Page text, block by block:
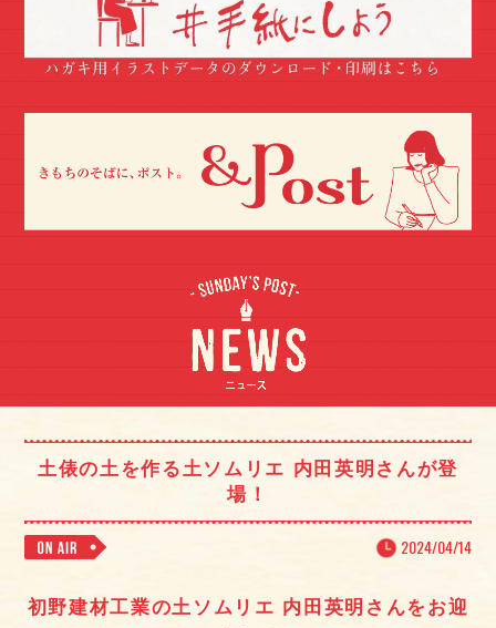
土俵の土を作る土ソムリエ 内田英明さんが登
場！
2024/04/14
初野建材工業の土ソムリエ 内田英明さんをお迎